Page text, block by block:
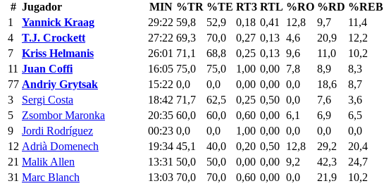
# Jugador MIN %TR %TE RT3 RTL %RO %RD %REB
1
Yannick Kraag 29:22 59,8 52,9 0,18 0,41 12,8 9,7 11,4
4
T.J. Crockett 27:22 69,3 70,0 0,27 0,13 4,6 20,9 12,2
7
Kriss Helmanis 26:01 71,1 68,8 0,25 0,13 9,6 11,0 10,2
11 Juan Coffi 16:05 75,0 75,0 1,00 0,00 7,8 8,9 8,3
77 Andriy Grytsak 15:22 0,0 0,0 0,00 0,00 0,0 18,6 8,7
3
Sergi Costa 18:42 71,7 62,5 0,25 0,50 0,0 7,6 3,6
5
Zsombor Maronka 20:35 60,0 60,0 0,60 0,00 6,1 6,9 6,5
9
Jordi Rodríguez 00:23 0,0 0,0 1,00 0,00 0,0 0,0 0,0
12 Adrià Domenech 19:34 45,1 40,0 0,20 0,50 12,8 29,2 20,4
21 Malik Allen 13:31 50,0 50,0 0,00 0,00 9,2 42,3 24,7
31 Marc Blanch 13:03 70,0 70,0 0,60 0,00 0,0 21,9 10,2